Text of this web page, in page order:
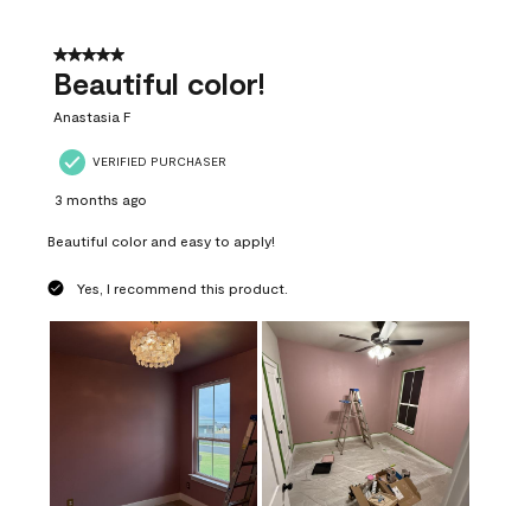
5 out of 5 stars.
Beautiful color!
Anastasia F
VERIFIED PURCHASER
3 months ago
Beautiful color and easy to apply!
Yes, I recommend this product.